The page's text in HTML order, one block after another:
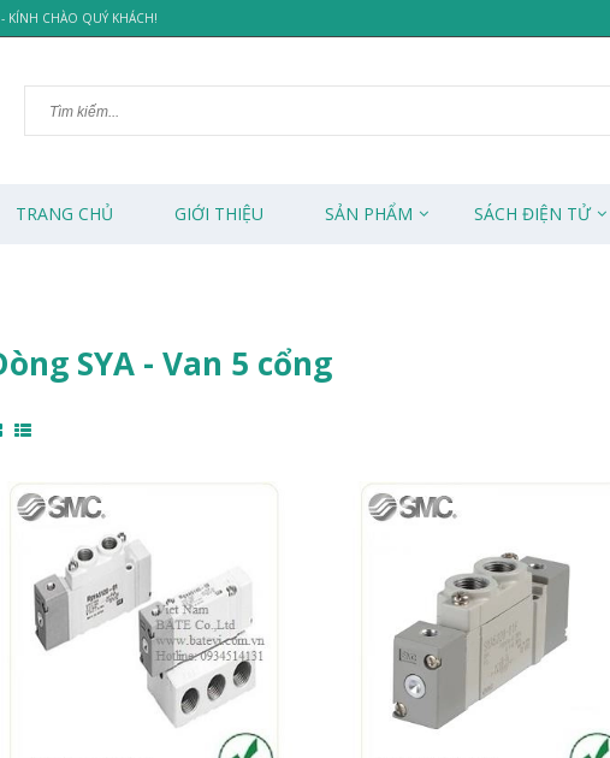
KÍNH CHÀO QUÝ KHÁCH!
TRANG CHỦ GIỚI THIỆU SẢN PHẨM SÁCH ĐIỆN TỬ
SYA - Van 5 cổng